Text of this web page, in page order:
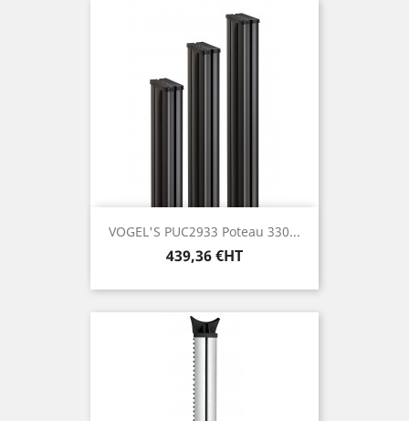
VOGEL'S PUC2933 Poteau 330...
Prix
439,36 €HT